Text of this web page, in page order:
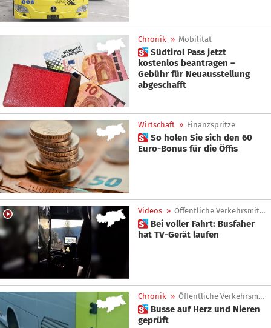
Chronik » Mobilität
 Südtirol Pass jetzt
kostenlos beantragen –
Gebühr für Neuausstellung
abgeschafft
Wirtschaft » Finanzspritze
 So holen Sie sich den 60
Euro-Bonus für die Öffis
Videos » Öffentliche Verkehrsmittel
 Bei voller Fahrt: Busfaher
hat TV-Gerät laufen
Chronik » Öffentliche Verkehrsmittel
 Busse auf Herz und Nieren
geprüft